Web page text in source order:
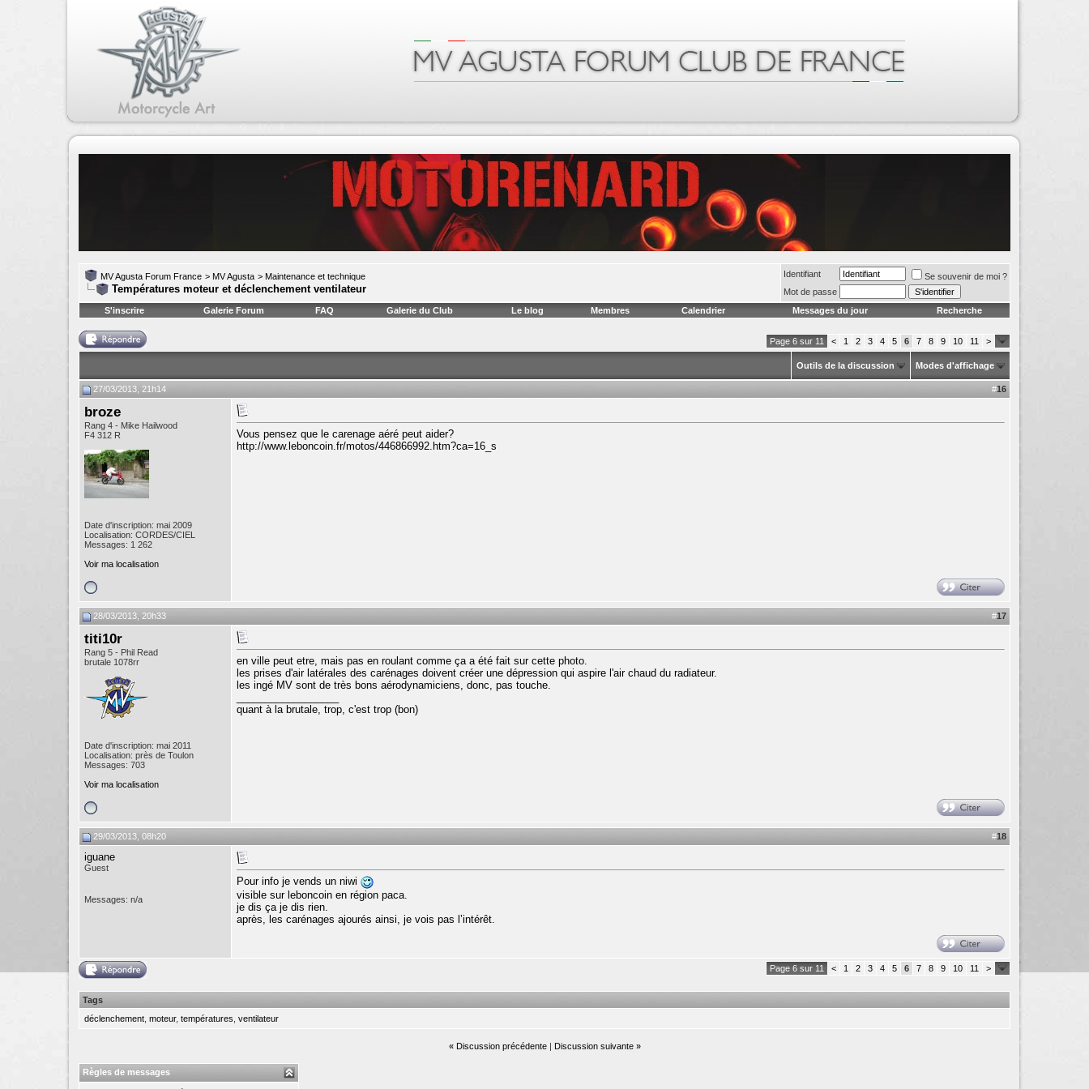
MV Agusta Forum France > MV Agusta > Maintenance et technique
Températures moteur et déclenchement ventilateur
Identifiant
Se souvenir de moi ?
Mot de passe
S'inscrire
Galerie Forum FAQ Galerie du Club Le blog Membres Calendrier Messages du jour Recherche
Page 6 sur 11 < 1 2 3 4 5 6 7 8 9 10 11 >
Outils de la discussion Modes d'affichage
27/03/2013, 21h14 #16
broze
Rang 4 - Mike Hailwood
F4 312 R
Date d'inscription: mai 2009
Localisation: CORDES/CIEL
Messages: 1 262
Voir ma localisation
Vous pensez que le carenage aéré peut aider?
http://www.leboncoin.fr/motos/446866992.htm?ca=16_s
28/03/2013, 20h33 #17
titi10r
Rang 5 - Phil Read
brutale 1078rr
Date d'inscription: mai 2011
Localisation: près de Toulon
Messages: 703
Voir ma localisation
en ville peut etre, mais pas en roulant comme ça a été fait sur cette photo.
les prises d'air latérales des carénages doivent créer une dépression qui aspire l'air chaud du radiateur.
les ingé MV sont de très bons aérodynamiciens, donc, pas touche.
quant à la brutale, trop, c'est trop (bon)
29/03/2013, 08h20 #18
iguane
Guest
Messages: n/a
Pour info je vends un niwi
visible sur leboncoin en région paca.
je dis ça je dis rien.
après, les carénages ajourés ainsi, je vois pas l’intérêt.
Page 6 sur 11 < 1 2 3 4 5 6 7 8 9 10 11 >
Tags
déclenchement moteur, températures ventilateur
« Discussion précédente| Discussion suivante »
Règles de messages